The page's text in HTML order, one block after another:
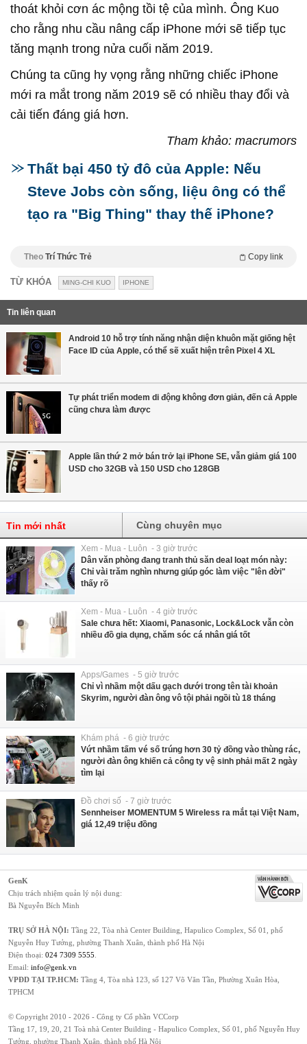
thoát khỏi cơn ác mộng tồi tệ của mình. Ông Kuo
cho rằng nhu cầu nâng cấp iPhone mới sẽ tiếp tục
tăng mạnh trong nửa cuối năm 2019.
Chúng ta cũng hy vọng rằng những chiếc iPhone
mới ra mắt trong năm 2019 sẽ có nhiều thay đổi và
cải tiến đáng giá hơn.
Tham khảo: macrumors
Thất bại 450 tỷ đô của Apple: Nếu
Steve Jobs còn sống, liệu ông có thể
tạo ra "Big Thing" thay thế iPhone?
Theo Trí Thức Trẻ Copy link
TỪ KHÓA MING-CHI KUO IPHONE
Tin liên quan
Android 10 hỗ trợ tính năng nhận diện khuôn mặt giống hệt
Face ID của Apple, có thể sẽ xuất hiện trên Pixel 4 XL
Tự phát triển modem di động không đơn giản, đến cả Apple
cũng chưa làm được
Apple lần thứ 2 mở bán trở lại iPhone SE, vẫn giảm giá 100
USD cho 32GB và 150 USD cho 128GB
Tin mới nhất Cùng chuyên mục
Xem - Mua - Luôn - 3 giờ trước
Dân văn phòng đang tranh thủ săn deal loạt món này:
Chỉ vài trăm nghìn nhưng giúp góc làm việc "lên đời"
thấy rõ
Xem - Mua - Luôn - 4 giờ trước
Sale chưa hết: Xiaomi, Panasonic, Lock&Lock vẫn còn
nhiều đồ gia dụng, chăm sóc cá nhân giá tốt
Apps/Games - 5 giờ trước
Chỉ vì nhầm một dấu gạch dưới trong tên tài khoản
Skyrim, người đàn ông vô tội phải ngồi tù 18 tháng
Khám phá - 6 giờ trước
Vứt nhầm tấm vé số trúng hơn 30 tỷ đồng vào thùng rác,
người đàn ông khiến cả công ty vệ sinh phải mất 2 ngày
tìm lại
Đồ chơi số - 7 giờ trước
Sennheiser MOMENTUM 5 Wireless ra mắt tại Việt Nam,
giá 12,49 triệu đồng
GenK
Chịu trách nhiệm quản lý nội dung:
Bà Nguyễn Bích Minh
TRỤ SỞ HÀ NỘI: Tầng 22, Tòa nhà Center Building, Hapulico Complex, Số 01, phố
Nguyễn Huy Tưởng, phường Thanh Xuân, thành phố Hà Nội
Điện thoại: 024 7309 5555
Email: info@genk.vn
VPĐD TẠI TP.HCM: Tầng 4, Tòa nhà 123, số 127 Võ Văn Tần, Phường Xuân Hòa,
TPHCM
© Copyright 2010 - 2026 - Công ty Cổ phần VCCorp
Tầng 17, 19, 20, 21 Toà nhà Center Building - Hapulico Complex, Số 01, phố Nguyễn Huy
Tưởng, phường Thanh Xuân, thành phố Hà Nội